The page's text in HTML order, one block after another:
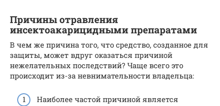
Причины отравления
инсектоакарицидными препаратами
В чем же причина того, что средство, созданное для
защиты, может вдруг оказаться причиной
нежелательных последствий? Чаще всего это
происходит из-за невнимательности владельца:
Наиболее частой причиной является